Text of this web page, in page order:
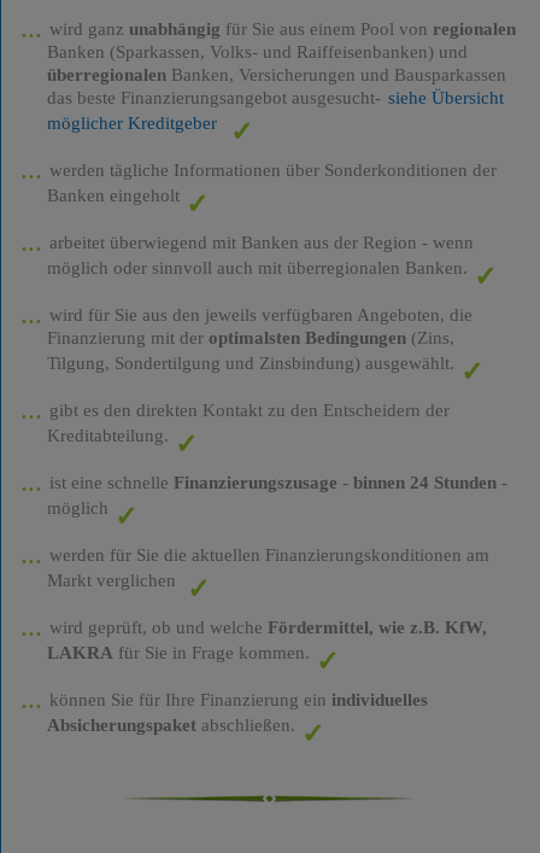
wird ganz unabhängig für Sie aus einem Pool von regionalen
Banken (Sparkassen, Volks- und Raiffeisenbanken) und
überregionalenBanken, Versicherungen und Bausparkassen
das beste Finanzierungsangebot ausgesucht- siehe Übersicht
möglicher Kreditgeber
werden tägliche Informationen über Sonderkonditionen der
Banken eingeholt
arbeitet überwiegend mit Banken aus der Region - wenn
möglich oder sinnvoll auch mit überregionalen Banken.
wird für Sie aus den jeweils verfügbaren Angeboten, die
Finanzierung mit der optimalsten Bedingungen(Zins,
Tilgung, Sondertilgung und Zinsbindung) ausgewählt.
gibt es den direkten Kontakt zu den Entscheidern der
Kreditabteilung.
ist eine schnelle Finanzierungszusage - binnen 24 Stunden-
möglich
werden für Sie die aktuellen Finanzierungskonditionen am
Markt verglichen
wird geprüft, ob und welche Fördermittel, wie z.B. KfW,
LAKRA für Sie in Frage kommen.
können Sie für Ihre Finanzierung ein individuelles
Absicherungspaketabschließen.